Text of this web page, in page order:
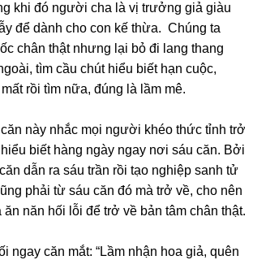
khi đó người cha là vị trưởng giả giàu
để dành cho con kế thừa. Chúng ta
chân thật nhưng lại bỏ đi lang thang
tìm cầu chút hiểu biết hạn cuộc,
rồi tìm nữa, đúng là lầm mê.
này nhắc mọi người khéo thức tỉnh trở
biết hàng ngày ngay nơi sáu căn. Bởi
dẫn ra sáu trần rồi tạo nghiệp sanh tử
phải từ sáu căn đó mà trở về, cho nên
năn hối lỗi để trở về bản tâm chân thật.
ngay căn mắt: “Lầm nhận hoa giả, quên